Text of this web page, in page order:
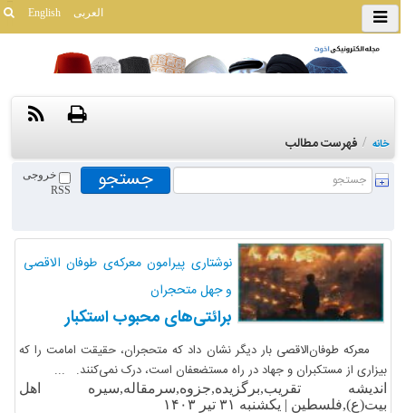
English العربی
خانه / فهرست مطالب
خروجی
RSS
نوشتاری پیرامون معرکه‌ی طوفان الاقصی
و جهل متحجران
برائتی‌های محبوب استکبار
معرکه طوفان‌الاقصی بار دیگر نشان داد که متحجران، حقیقت امامت را که
بیزاری از مستکبران و جهاد در راه مستضعفان است، درک نمی‌کنند. ...
اندیشه تقریب,برگزیده,جزوه,سرمقاله,سیره اهل
بیت(ع),فلسطین | یکشنبه ۳۱ تیر ۱۴۰۳